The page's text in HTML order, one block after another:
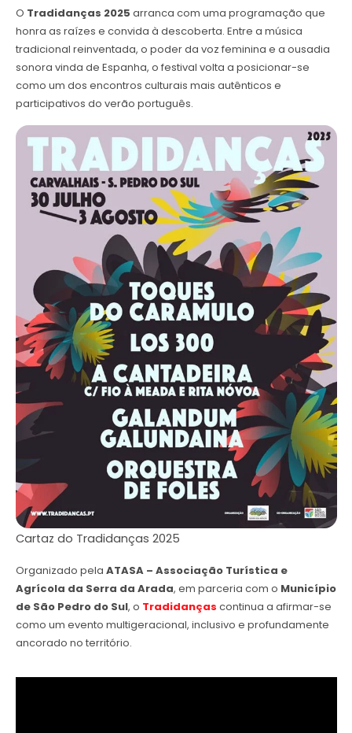
O Tradidanças 2025 arranca com uma programação que
honra as raízes e convida à descoberta. Entre a música
tradicional reinventada, o poder da voz feminina e a ousadia
sonora vinda de Espanha, o festival volta a posicionar-se
como um dos encontros culturais mais autênticos e
participativos do verão português.
Cartaz do Tradidanças 2025
Organizado pela ATASA – Associação Turística e
Agrícola da Serra da Arada, em parceria com o Município
de São Pedro do Sul, o Tradidanças continua a afirmar-se
como um evento multigeracional, inclusivo e profundamente
ancorado no território.